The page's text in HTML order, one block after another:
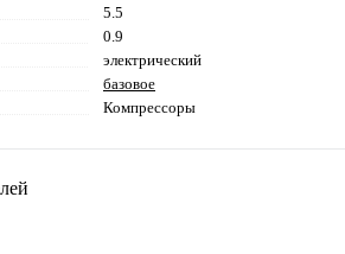
5.5
0.9
электрический
базовое
Компрессоры